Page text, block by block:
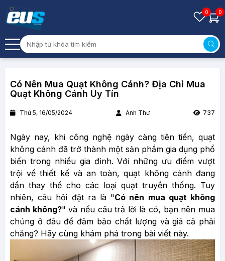
0 0
Có Nên Mua Quạt Không Cánh? Địa Chỉ Mua
Quạt Không Cánh Uy Tín
Thứ 5, 16/05/2024 Anh Thư 737
Ngày nay, khi công nghệ ngày càng tiên tiến, quạt
không cánh đã trở thành một sản phẩm gia dụng phổ
biến trong nhiều gia đình. Với những ưu điểm vượt
trội về thiết kế và an toàn, quạt không cánh đang
dần thay thế cho các loại quạt truyền thống. Tuy
nhiên, câu hỏi đặt ra là "Có nên mua quạt không
cánh không?" và nếu câu trả lời là có, bạn nên mua
chúng ở đâu để đảm bảo chất lượng và giá cả phải
chăng? Hãy cùng khám phá trong bài viết này.